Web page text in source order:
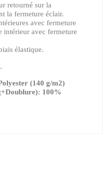
retourné sur la
la fermeture éclair.
avec fermeture
intérieur avec fermeture
élastique.
(140 g/m2)
100%